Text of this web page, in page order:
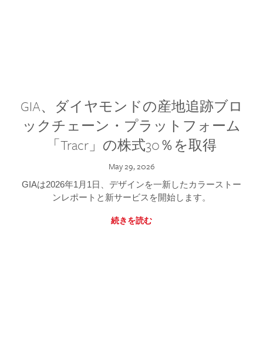
GIA、ダイヤモンドの産地追跡ブロ
ックチェーン・プラットフォーム
「Tracr」の株式30％を取得
May 29, 2026
GIAは2026年1月1日、デザインを一新したカラーストー
ンレポートと新サービスを開始します。
続きを読む